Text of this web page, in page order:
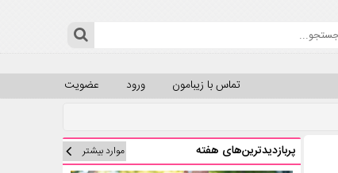
عضویت ورود تماس با زیبامون
پربازدیدترین‌های هفته موارد بیشتر